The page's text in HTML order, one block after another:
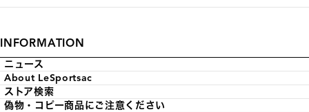
INFORMATION
ニュース
About LeSportsac
ストア検索
偽物・コピー商品にご注意ください